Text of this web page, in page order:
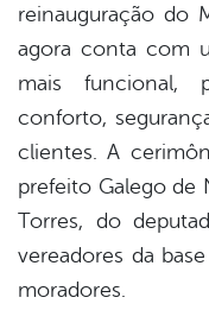
reinauguração do
agora conta com
mais funcional,
conforto,
clientes. A
prefeito Galego de
Torres, do
vereadores da
moradores.